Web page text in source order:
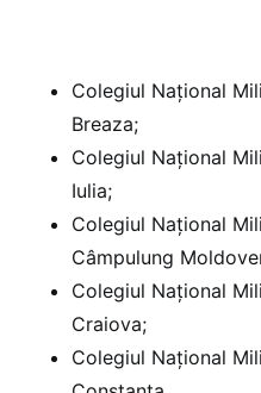
Colegiul Național
Breaza;
Colegiul Național
Iulia;
Colegiul Național
Câmpulung
Colegiul Național
Craiova;
Colegiul Național